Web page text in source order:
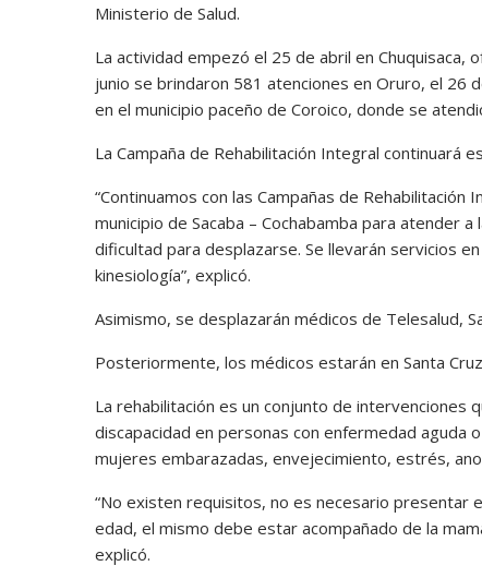
Ministerio de Salud.
La actividad empezó el 25 de abril en
junio se brindaron 581 atenciones en Oruro, el 26
en el municipio paceño de Coroico, donde se
La Campaña de Rehabilitación Integral continuará
“Continuamos con las Campañas de
municipio de Sacaba – Cochabamba para atender
dificultad para desplazarse. Se llevarán servicios
kinesiología”, explicó.
Asimismo, se desplazarán médicos de Telesalud,
Posteriormente, los médicos estarán en Santa
La rehabilitación es un conjunto de intervenciones
discapacidad en personas con enfermedad aguda
mujeres embarazadas, envejecimiento, estrés,
“No existen requisitos, no es necesario presentar
edad, el mismo debe estar acompañado de la
explicó.